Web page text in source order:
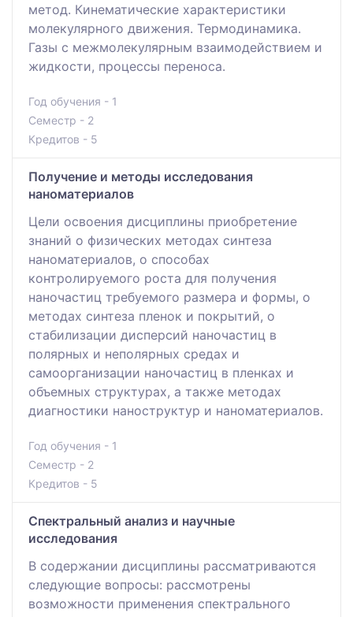
метод. Кинематические характеристики
молекулярного движения. Термодинамика.
Газы с межмолекулярным взаимодействием и
жидкости, процессы переноса.
Год обучения - 1
Семестр - 2
Кредитов - 5
Получение и методы исследования
наноматериалов
Цели освоения дисциплины приобретение
знаний о физических методах синтеза
наноматериалов, о способах
контролируемого роста для получения
наночастиц требуемого размера и формы, о
методах синтеза пленок и покрытий, о
стабилизации дисперсий наночастиц в
полярных и неполярных средах и
самоорганизации наночастиц в пленках и
объемных структурах, а также методах
диагностики наноструктур и наноматериалов.
Год обучения - 1
Семестр - 2
Кредитов - 5
Спектральный анализ и научные
исследования
В содержании дисциплины рассматриваются
следующие вопросы: рассмотрены
возможности применения спектрального